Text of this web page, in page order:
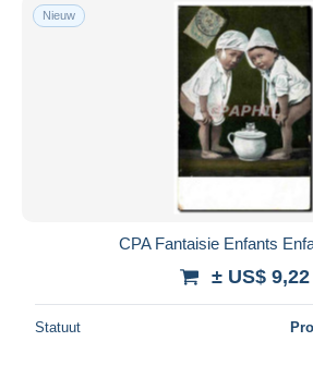
Nieuw
CPA Fantaisie Enfants
± US$ 9,22
Statuut